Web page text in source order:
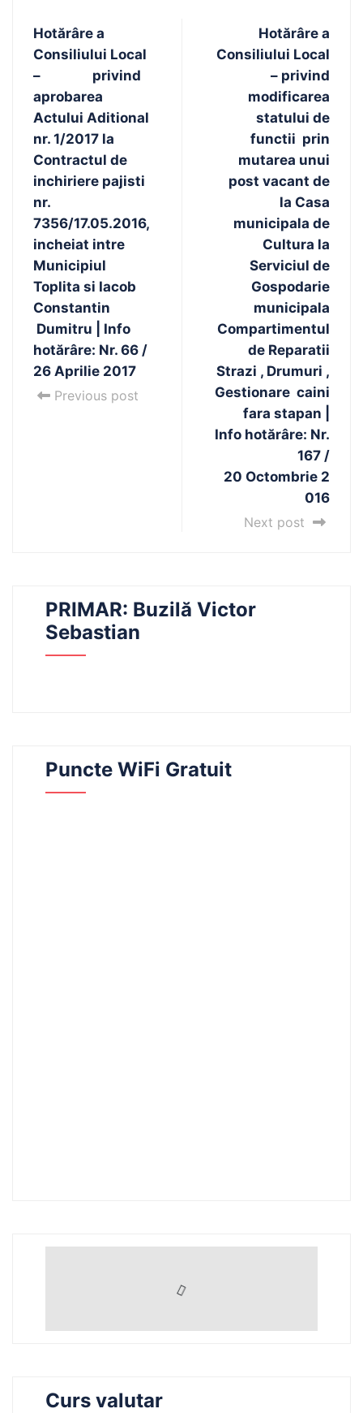
Hotărâre a
Consiliului Local
– privind
aprobarea
Actului Aditional
nr. 1/2017 la
Contractul de
inchiriere pajisti
nr.
7356/17.05.2016,
incheiat intre
Municipiul
Toplita si Iacob
Constantin
Dumitru | Info
hotărâre: Nr. 66 /
26 Aprilie 2017
Previous post
Hotărâre a
Consiliului Local
– privind
modificarea
statului de
functii prin
mutarea unui
post vacant de
la Casa
municipala de
Cultura la
Serviciul de
Gospodarie
municipala
Compartimentul
de Reparatii
Strazi , Drumuri ,
Gestionare caini
fara stapan |
Info hotărâre: Nr.
167 /
20 Octombrie 2
016
Next post
PRIMAR: Buzilă Victor
Sebastian
Puncte WiFi Gratuit
Curs valutar